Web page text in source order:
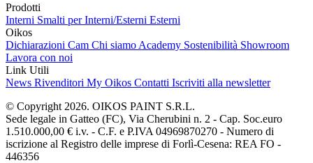
Prodotti
Interni Smalti per Interni/Esterni Esterni
Oikos
Dichiarazioni Cam Chi siamo Academy Sostenibilità Showroom
Lavora con noi
Link Utili
News Rivenditori My Oikos Contatti Iscriviti alla newsletter
© Copyright 2026. OIKOS PAINT S.R.L.
Sede legale in Gatteo (FC), Via Cherubini n. 2 - Cap. Soc.euro
1.510.000,00 € i.v. - C.F. e P.IVA 04969870270 - Numero di
iscrizione al Registro delle imprese di Forlì-Cesena: REA FO -
446356